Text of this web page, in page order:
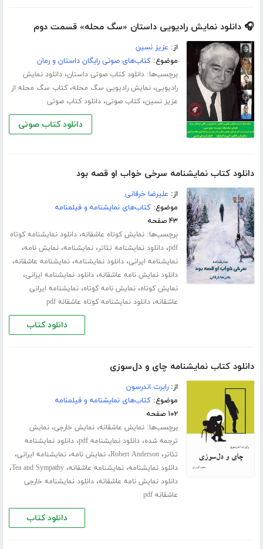
🎧 دانلود نمایش رادیویی داستان «سگ محله» قسمت دوم
از: عزیز نسین
موضوع:کتاب‌های صوتی رایگان داستان و رمان
برچسب‌ها:دانلود کتاب صوتی داستان،دانلود نمایش
رادیویی،نمایش رادیویی سگ محله،کتاب سگ محله از
عزیز نسین،کتاب صوتی،دانلود کتاب صوتی
دانلود کتاب صوتی
دانلود کتاب نمایشنامه سرخی خواب او قصه بود
از: علیرضا خرقانی
موضوع:کتاب‌های نمایشنامه و فیلمنامه
۴۳ صفحه
برچسب‌ها:نمایش کوتاه عاشقانه،دانلود نمایشنامه کوتاه
pdf،دانلود نمایشنامه تئاتر،نمایشنامه،نمایش نامه،
نمایشنامه ایرانی،دانلود نمایشنامه،نمایشنامه عاشقانه،
دانلود نمایش نامه عاشقانه،دانلود نمایشنامه ایرانی،
نمایش کوتاه،نمایش نامه کوتاه،نمایشنامه ایرانی
عاشقانه،دانلود نمایشنامه کوتاه عاشقانه pdf
دانلود کتاب
دانلود کتاب نمایشنامه چای و دل‌سوزی
از:رابرت اندرسون
موضوع:کتاب‌های نمایشنامه و فیلمنامه
۱۰۲ صفحه
برچسب‌ها:نمایش عاشقانه،نمایش خارجی،نمایش
ترجمه شده،دانلود نمایشنامه pdf ،دانلود نمایشنامه
تئاتر،Robert Anderson،نمایش نامه،نمایشنامه ایرانی،
دانلود نمایشنامه،نمایشنامه عاشقانه،Tea and Sympathy،
دانلود نمایش نامه عاشقانه،دانلود نمایشنامه خارجی
عاشقانه pdf
دانلود کتاب